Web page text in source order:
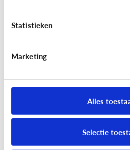
Statistieken
Marketing
Alles
Selectie